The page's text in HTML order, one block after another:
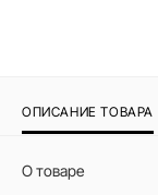
ОПИСАНИЕ ТОВАРА
О товаре